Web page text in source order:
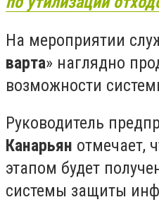
На мероприятии
варта» наглядно
возможности
Руководитель
Канарьян отмечает,
этапом будет
системы защиты